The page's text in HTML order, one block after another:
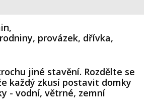
provázek, dřívka,
jiné stavění. Rozdělte se
každý zkusí postavit domky
- vodní, větrné, zemní